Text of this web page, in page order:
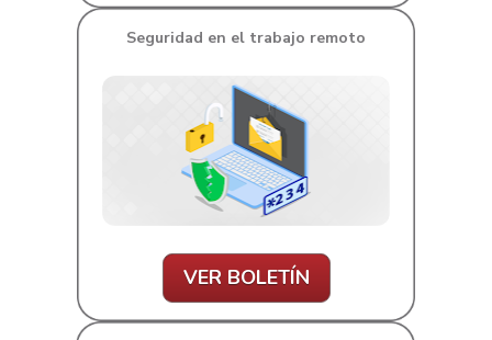
Seguridad en el trabajo remoto
VER BOLETÍN